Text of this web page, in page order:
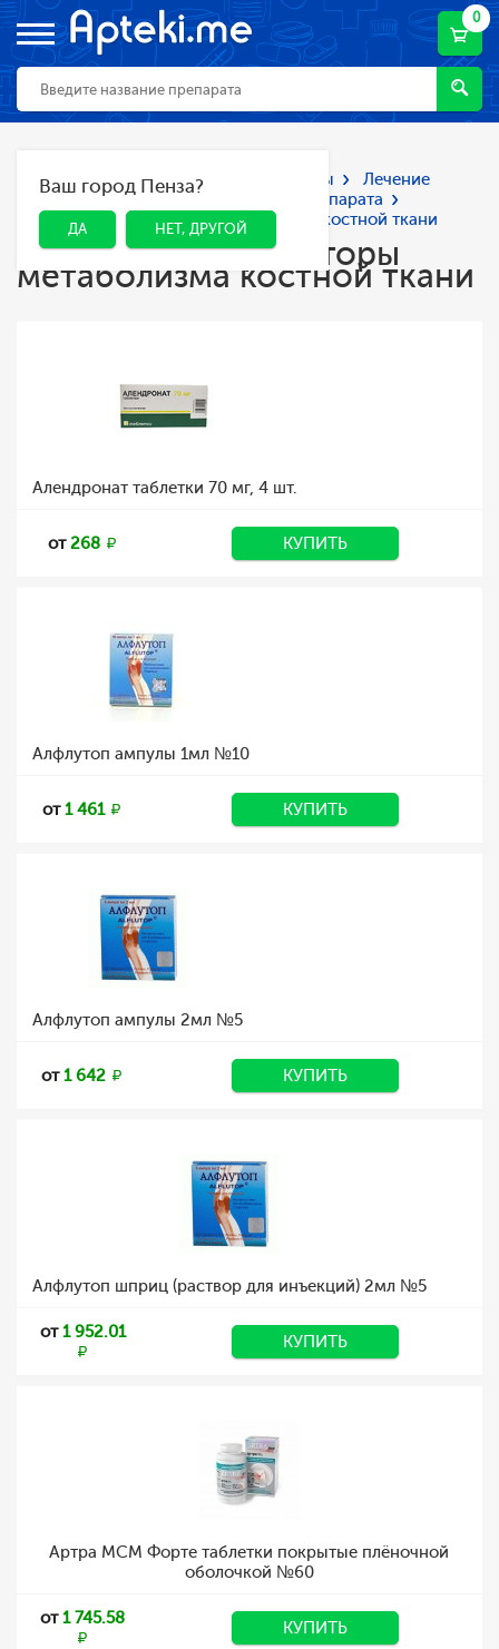
0
ДА НЕТ, ДРУГОЙ
Ваш город Пенза?
ДА НЕТ, ДРУГОЙ
Главная Каталог Лекарства и БАДы
Лечение
заболеваний опорно-двигательного аппарата
Препараты корректоры метаболизма костной ткани
Препараты корректоры
метаболизма костной ткани
Алендронат таблетки 70 мг, 4 шт.
от268 КУПИТЬ
Алфлутоп ампулы 1мл №10
от1 461 КУПИТЬ
Алфлутоп ампулы 2мл №5
от1 642 КУПИТЬ
Алфлутоп шприц (раствор для инъекций) 2мл №5
от1 952.01 КУПИТЬ
Артра МСМ Форте таблетки покрытые плёночной
оболочкой №60
от1 745.58 КУПИТЬ